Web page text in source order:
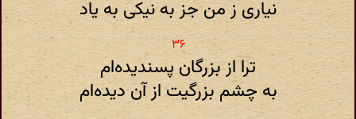
نیاری ز من جز به نیکی به یاد
ترا از بزرگان پسندیده‌ام
به چشم بزرگیت از آن دیده‌ام